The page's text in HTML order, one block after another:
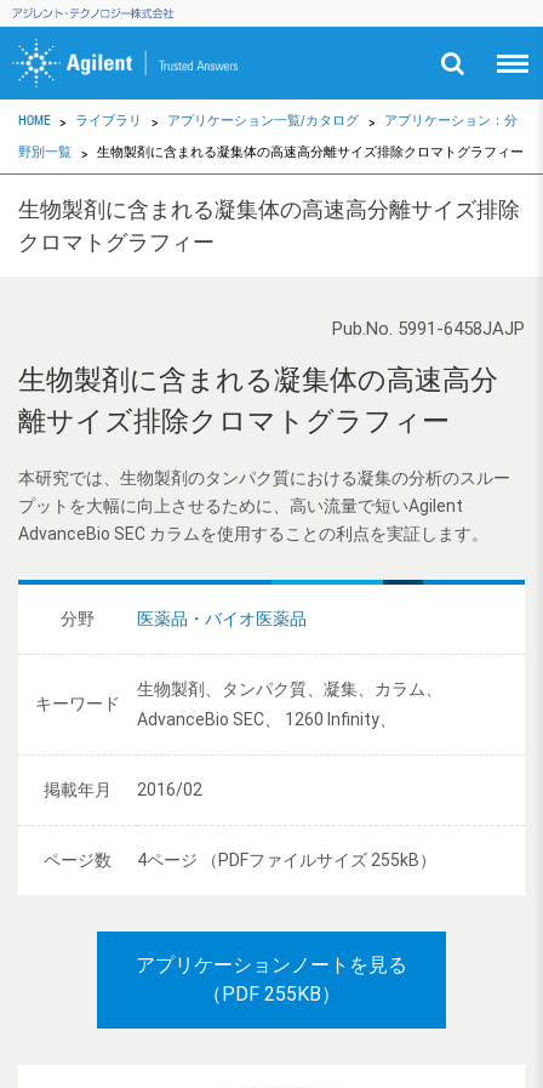
HOME ライブラリ アプリケーション一覧/カタログ
アプリケーション：分
野別一覧
生物製剤に含まれる凝集体の高速高分離サイズ排除クロマトグラフィー
生物製剤に含まれる凝集体の高速高分離サイズ排除
クロマトグラフィー
Pub.No. 5991-6458JAJP
生物製剤に含まれる凝集体の高速高分
離サイズ排除クロマトグラフィー
本研究では、生物製剤のタンパク質における凝集の分析のスルー
プットを大幅に向上させるために、高い流量で短いAgilent
AdvanceBio SEC カラムを使用することの利点を実証します。
分野 医薬品・バイオ医薬品
キーワード
生物製剤、タンパク質、凝集、カラム、
AdvanceBio SEC、 1260 Infinity、
掲載年月 2016/02
ページ数 4ページ （PDFファイルサイズ 255kB）
アプリケーションノートを見る
（PDF 255KB）